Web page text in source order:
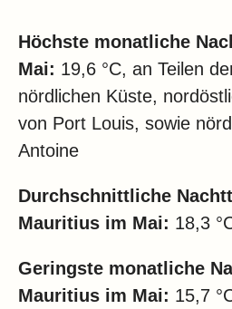
Höchste monatliche
Mai: 19,6 °C, an Teilen
nördlichen Küste,
von Port Louis, sowie
Antoine
Durchschnittliche
Mauritius im Mai: 18,3
Geringste monatliche
Mauritius im Mai: 15,7